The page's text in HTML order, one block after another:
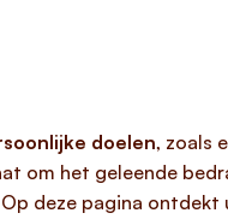
doelen, zoals
om het geleende
Op deze pagina ontdekt